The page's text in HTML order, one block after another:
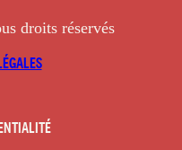
droits réservés